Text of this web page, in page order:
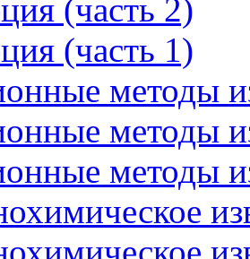
(часть 2)
(часть 1)
методы
методы
методы